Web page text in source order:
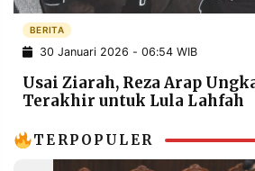
INFORMASI
IKLAN
KIRIM
PENGADUAN TERM
SERVICE
IKUTI
BERITA
30 Januari 2026 - 06:54 WIB
Usai Ziarah, Reza Arap
Terakhir untuk Lula Lahfah
TERPOPULER